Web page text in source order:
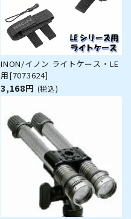
INON/イノン ライトケース・LE
用[7073624]
3,168円 (税込)